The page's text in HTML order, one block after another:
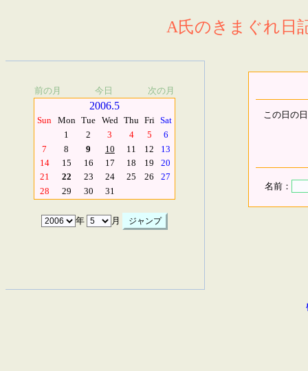
A氏のきまぐれ日
前の月 今日 次の月
2006.5
Sun Mon Tue Wed Thu Fri Sat
1
2 3 4 5
6
7
8 9 10 11 12
13
14
15 16 17 18 19
20
21
22 23 24 25 26
27
28
29 30 31
年 月
この日の
名前：